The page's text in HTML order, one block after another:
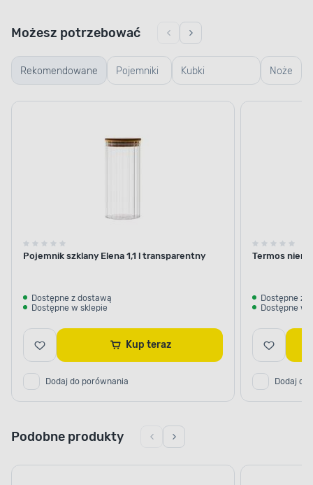
Rekomendowane Pojemniki
szklane
Kubki
termiczne i
Noże
Możesz potrzebować
Pojemnik szklany Elena 1,1 l transparentny
Dostępne z dostawą
Dostępne w sklepie
Kup teraz
Dodaj do porównania
Termos
Dostępne z
Dostępne w
Dodaj do
Podobne produkty